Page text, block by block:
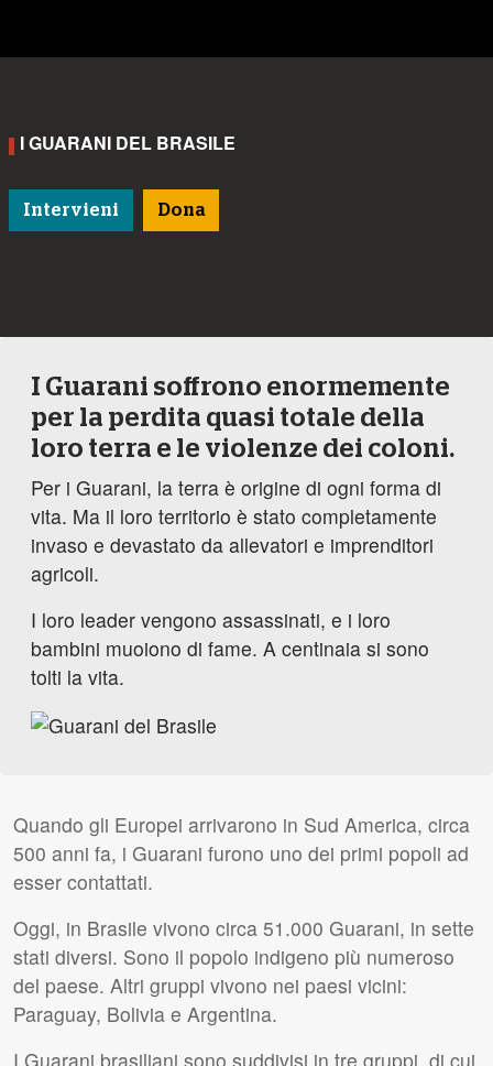
I GUARANI DEL BRASILE
Intervieni Dona
I Guarani soffrono enormemente
per la perdita quasi totale della
loro terra e le violenze dei coloni.
Per i Guarani, la terra è origine di ogni forma di
vita. Ma il loro territorio è stato completamente
invaso e devastato da allevatori e imprenditori
agricoli.
I loro leader vengono assassinati, e i loro
bambini muoiono di fame. A centinaia si sono
tolti la vita.
Quando gli Europei arrivarono in Sud America, circa
500 anni fa, i Guarani furono uno dei primi popoli ad
esser contattati.
Oggi, in Brasile vivono circa 51.000 Guarani, in sette
stati diversi. Sono il popolo indigeno più numeroso
del paese. Altri gruppi vivono nei paesi vicini:
Paraguay, Bolivia e Argentina.
I Guarani brasiliani sono suddivisi in tre gruppi, di cui